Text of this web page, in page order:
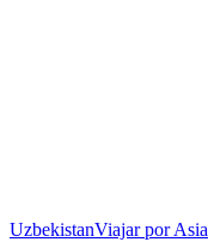
UzbekistanViajar por Asia